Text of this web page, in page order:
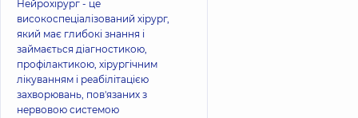
Нейрохірург - це
високоспеціалізований хірург,
який має глибокі знання і
займається діагностикою,
профілактикою, хірургічним
лікуванням і реабілітацією
захворювань, пов'язаних з
нервовою системою